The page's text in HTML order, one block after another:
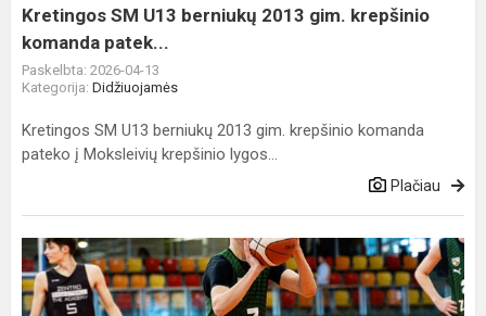
komanda
patek...
Kretingos SM U13 berniukų 2013 gim. krepšinio
komanda patek...
Paskelbta: 2026-04-13
Kategorija: Didžiuojamės
Kretingos SM U13 berniukų 2013 gim. krepšinio komanda
pateko į Moksleivių krepšinio lygos...
Plačiau
Kretingos
SM
auklėtinis